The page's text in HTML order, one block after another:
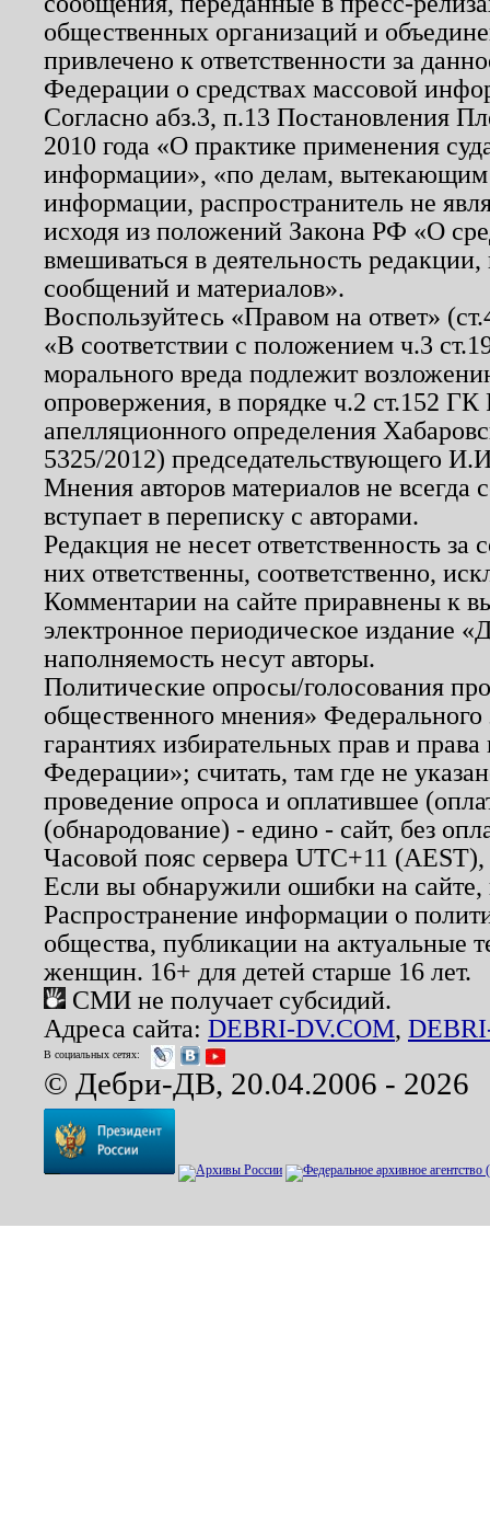
общественных организаций и
привлечено к ответственности за
Федерации о средствах массовой
Согласно абз.3, п.13 Постановления
2010 года «О практике применения
информации», «по делам, вытекающим
информации, распространитель не
исходя из положений Закона РФ «О
вмешиваться в деятельность
сообщений и материалов».
Воспользуйтесь «Правом на ответ»
«В соответствии с положением ч.3
морального вреда подлежит
опровержения, в порядке ч.2 ст.152
апелляционного определения
5325/2012) председательствующего
Мнения авторов материалов не
вступает в переписку с авторами.
Редакция не несет ответственность
них ответственны, соответственно,
Комментарии на сайте приравнены к
электронное периодическое издание
наполняемость несут авторы.
Политические опросы/голосования
общественного мнения»
гарантиях избирательных прав и
Федерации»; считать, там где не
проведение опроса и оплатившее
(обнародование) - едино - сайт, без
Часовой пояс сервера UTC+11
Если вы обнаружили ошибки на
Распространение информации о
общества, публикации на актуальные
женщин. 16+ для детей старше 16 лет.
СМИ не получает субсидий.
Адреса сайта: DEBRI-DV.COM,
В социальных сетях:
© Дебри-ДВ, 20.04.2006 - 2026